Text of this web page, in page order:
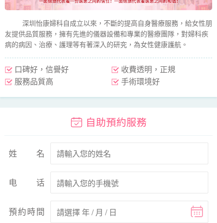
深圳怡康婦科自成立以來，不斷的提高自身醫療服務，給女性朋
友提供品質服務，擁有先進的儀器設備和專業的醫療團隊，對婦科疾
病的病因、治療、護理等有著深入的研究，為女性健康護航。
口碑好，信譽好
服務品質高
收費透明，正規
手術環境好
自助預約服務
姓名
电话
預約時間